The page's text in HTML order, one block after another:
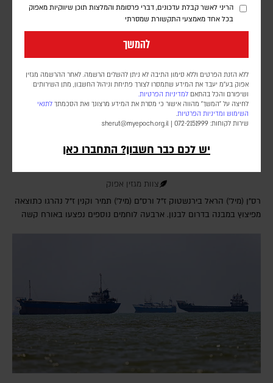
הריני לאשר קבלת עדכונים, דברי פרסומת והמלצות תוכן שיווקיות מאפוק
בכל אחד מאמצעי התקשורת שמסרתי
להמשך
ללא הזנת הפרטים וללא סימון התיבה לא ניתן להשלים הרשמה. לאחר ההרשמה מגזין
אפוק בע״מ יעבד את המידע שתמסרו לצורך פתיחת וניהול החשבון, מתן השירותים
ושיפורם והכל בהתאם למדיניות הפרטיות.
לחיצה על "המשך" מהווה אישור כי מסרת את המידע מרצונך ואת הסכמתך לתנאי
השימוש ומדיניות הפרטיות.
שירות לקוחות: 072-2151999 |
sherut@myepoch.org.il
יש לכם כבר חשבון? התחברו כאן
צוות מגזין אפוק
רס"ן (מיל') הראל בירנשטוק ז"ל ורס"ם (מיל') תמיר וקנין ז"ל נהרגו כתוצאה
מפיצוץ במבנה בדרום לבנון. ארבעה לוחמים נוספים נפצעו באורח קשה